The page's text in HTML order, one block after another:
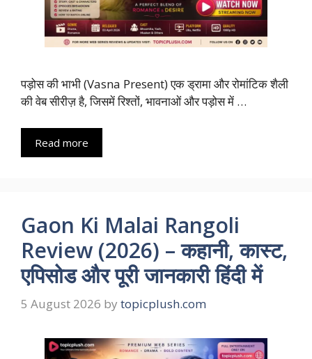
पड़ोस की भाभी (Vasna Present) एक ड्रामा और रोमांटिक शैली
की वेब सीरीज़ है, जिसमें रिश्तों, भावनाओं और पड़ोस में …
Read more
Gaon Ki Malai Rangoli
Review (2026) – कहानी, कास्ट,
एपिसोड और पूरी जानकारी हिंदी में
5 August 2026 by topicplush.com